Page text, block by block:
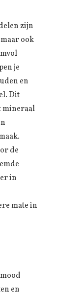
zijn
ook
je
en
Dit
mineraal
de
in
mate in
en